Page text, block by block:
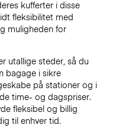
kufferter i disse
fleksibilitet med
muligheden for
utallige steder, så du
bagage i sikre
på stationer og i
time- og dagspriser.
fleksibel og billig
til enhver tid.